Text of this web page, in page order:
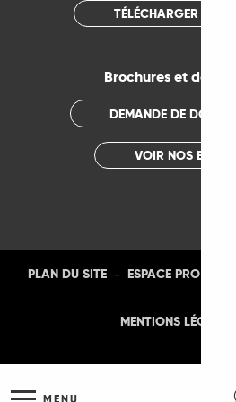
MENU
TÉLÉCHARGER
Brochures et
DEMANDE DE
VOIR NOS
PLAN DU SITE - ESPACE PRO
MENTIONS LÉGALES